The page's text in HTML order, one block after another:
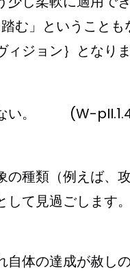
む」ということ
ジョン｝となりま
ない。 (W-
種類（例えば、
て見過ごします。
体の達成が赦し